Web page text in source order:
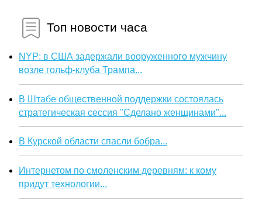
Топ новости часа
NYP: в США задержали вооруженного мужчину
возле гольф-клуба Трампа...
В Штабе общественной поддержки состоялась
стратегическая сессия "Сделано женщинами"...
В Курской области спасли бобра...
Интернетом по смоленским деревням: к кому
придут технологии...